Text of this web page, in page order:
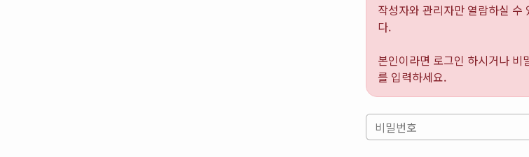
작성자와 관리자만 열람하실 수
다.
본인이라면 로그인 하시거나 비
를 입력하세요.